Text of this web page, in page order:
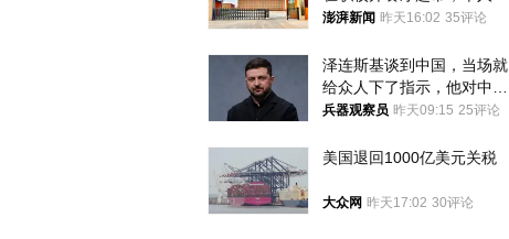
应称“是给别人帮忙”
澎湃新闻 昨天16:02 35评论
泽连斯基谈到中国，当场就
给众人下了指示，他对中国
和中乌关系，显然又有了新
兵器观察员 昨天09:15 25评论
美国退回1000亿美元关税
大众网 昨天17:02 30评论